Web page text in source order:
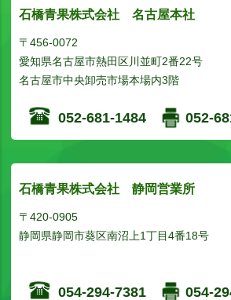
石橋青果株式会社 名古屋本社
〒456-0072
愛知県名古屋市熱田区川並町2番22号
名古屋市中央卸売市場本場内3階
052-681-1484 052-
石橋青果株式会社 静岡営業所
〒420-0905
静岡県静岡市葵区南沼上1丁目4番18号
054-294-7381 054-